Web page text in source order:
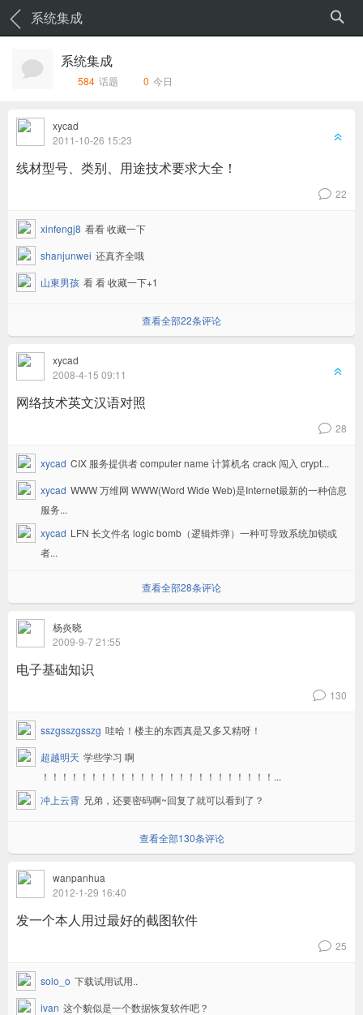
系统集成
系统集成
584 话题 0 今日
6
xycad
2011-10-26 15:23
线材型号、类别、用途技术要求大全！
v 22
xinfengj8 看看 收藏一下
shanjunwei 还真齐全哦
山東男孩 看 看 收藏一下+1
查看全部22条评论
6
xycad
2008-4-15 09:11
网络技术英文汉语对照
v 28
xycad CIX 服务提供者 computer name 计算机名 crack 闯入 crypt...
xycad WWW 万维网 WWW(Word Wide Web)是Internet最新的一种信息
服务...
xycad LFN 长文件名 logic bomb（逻辑炸弹）一种可导致系统加锁或
者...
查看全部28条评论
杨炎晓
2009-9-7 21:55
电子基础知识
v 130
sszgsszgsszg 哇哈！楼主的东西真是又多又精呀！
超越明天 学些学习 啊
！！！！！！！！！！！！！！！！！！！！！！！！...
冲上云霄 兄弟，还要密码啊~回复了就可以看到了？
查看全部130条评论
wanpanhua
2012-1-29 16:40
发一个本人用过最好的截图软件
v 25
solo_o 下载试用试用..
ivan 这个貌似是一个数据恢复软件吧？